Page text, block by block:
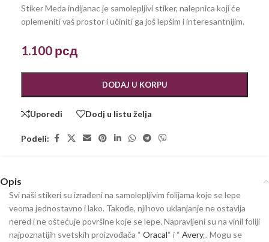
Stiker Meda indijanac je samolepljivi stiker, nalepnica koji će
oplemeniti vaš prostor i učiniti ga još lepšim i interesantnijim.
1.100 рсд
DODAJ U KORPU
Uporedi Dodj u listu želja
Podeli:
Opis
Svi naši stikeri su izrađeni na samolepljivim folijama koje se lepe
veoma jednostavno i lako. Takođe, njihovo uklanjanje ne ostavlja
nered i ne oštećuje površine koje se lepe. Napravljeni su na vinil foliji
najpoznatijih svetskih proizvođača “ Oracal“ i “ Avery„. Mogu se